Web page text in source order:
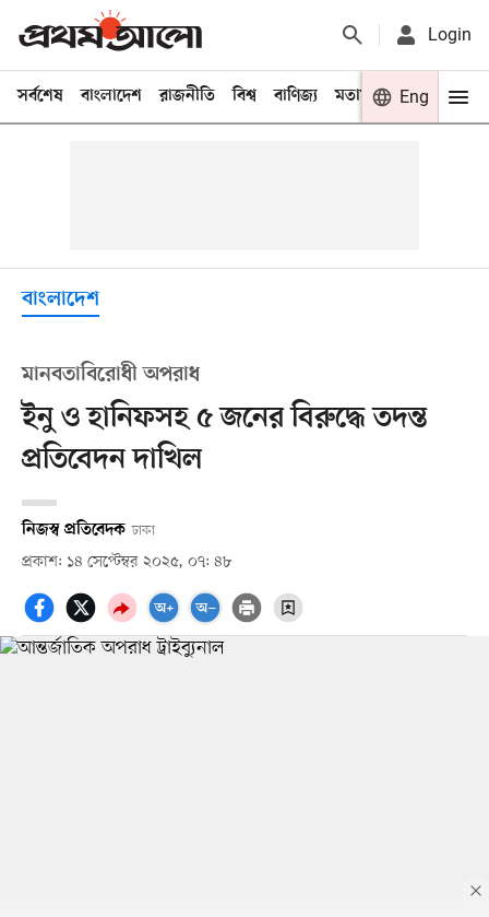
Login
সর্বশেষ বাংলাদেশ রাজনীতি বিশ্ব বাণিজ্য মতামত খেলা
Eng
বাংলাদেশ
মানবতাবিরোধী অপরাধ
ইনু ও হানিফসহ ৫ জনের বিরুদ্ধে তদন্ত
প্রতিবেদন দাখিল
নিজস্ব প্রতিবেদক ঢাকা
প্রকাশ: ১৪ সেপ্টেম্বর ২০২৫, ০৭: ৪৮